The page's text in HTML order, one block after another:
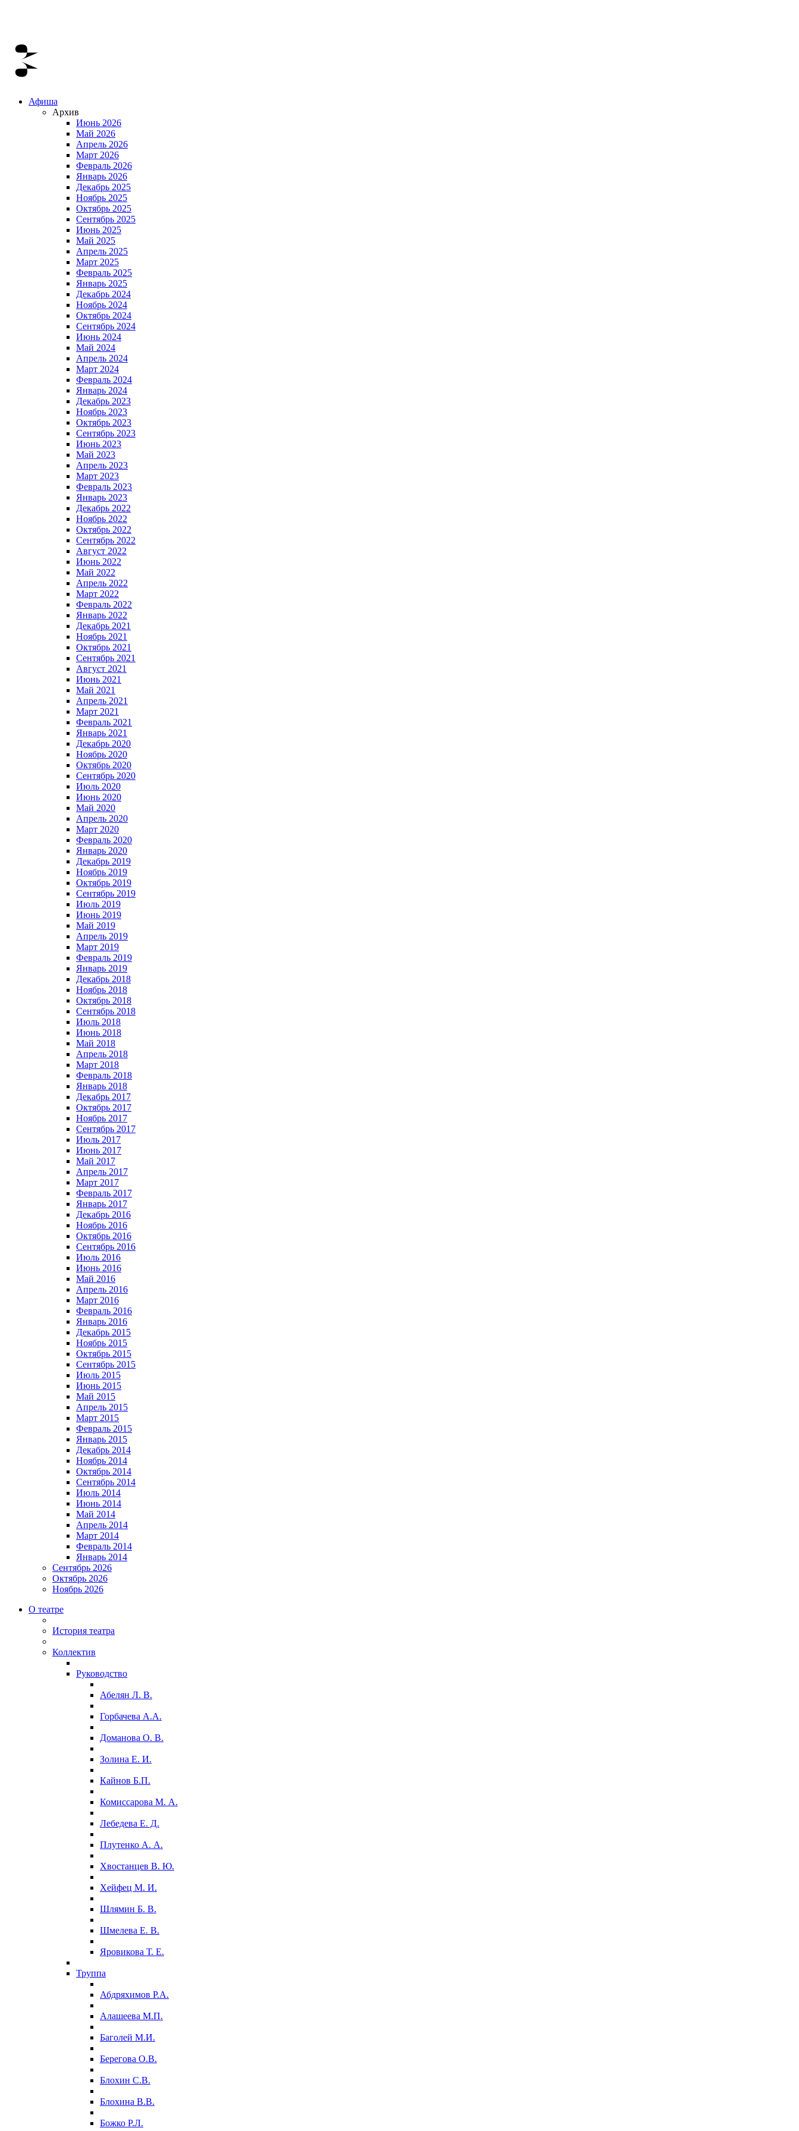
Афиша
Архив
Июнь 2026
Май 2026
Апрель 2026
Март 2026
Февраль 2026
Январь 2026
Декабрь 2025
Ноябрь 2025
Октябрь 2025
Сентябрь 2025
Июнь 2025
Май 2025
Апрель 2025
Март 2025
Февраль 2025
Январь 2025
Декабрь 2024
Ноябрь 2024
Октябрь 2024
Сентябрь 2024
Июнь 2024
Май 2024
Апрель 2024
Март 2024
Февраль 2024
Январь 2024
Декабрь 2023
Ноябрь 2023
Октябрь 2023
Сентябрь 2023
Июнь 2023
Май 2023
Апрель 2023
Март 2023
Февраль 2023
Январь 2023
Декабрь 2022
Ноябрь 2022
Октябрь 2022
Сентябрь 2022
Август 2022
Июнь 2022
Май 2022
Апрель 2022
Март 2022
Февраль 2022
Январь 2022
Декабрь 2021
Ноябрь 2021
Октябрь 2021
Сентябрь 2021
Август 2021
Июнь 2021
Май 2021
Апрель 2021
Март 2021
Февраль 2021
Январь 2021
Декабрь 2020
Ноябрь 2020
Октябрь 2020
Сентябрь 2020
Июль 2020
Июнь 2020
Май 2020
Апрель 2020
Март 2020
Февраль 2020
Январь 2020
Декабрь 2019
Ноябрь 2019
Октябрь 2019
Сентябрь 2019
Июль 2019
Июнь 2019
Май 2019
Апрель 2019
Март 2019
Февраль 2019
Январь 2019
Декабрь 2018
Ноябрь 2018
Октябрь 2018
Сентябрь 2018
Июль 2018
Июнь 2018
Май 2018
Апрель 2018
Март 2018
Февраль 2018
Январь 2018
Декабрь 2017
Октябрь 2017
Ноябрь 2017
Сентябрь 2017
Июль 2017
Июнь 2017
Май 2017
Апрель 2017
Март 2017
Февраль 2017
Январь 2017
Декабрь 2016
Ноябрь 2016
Октябрь 2016
Сентябрь 2016
Июль 2016
Июнь 2016
Май 2016
Апрель 2016
Март 2016
Февраль 2016
Январь 2016
Декабрь 2015
Ноябрь 2015
Октябрь 2015
Сентябрь 2015
Июль 2015
Июнь 2015
Май 2015
Апрель 2015
Март 2015
Февраль 2015
Январь 2015
Декабрь 2014
Ноябрь 2014
Октябрь 2014
Сентябрь 2014
Июль 2014
Июнь 2014
Май 2014
Апрель 2014
Март 2014
Февраль 2014
Январь 2014
Сентябрь 2026
Октябрь 2026
Ноябрь 2026
О театре
История театра
Коллектив
Руководство
Абелян Л. В.
Горбачева А.А.
Доманова О. В.
Золина Е. И.
Кайнов Б.П.
Комиссарова М. А.
Лебедева Е. Д.
Плутенко А. А.
Хвостанцев В. Ю.
Хейфец М. И.
Шлямин Б. В.
Шмелева Е. В.
Яровикова Т. Е.
Труппа
Абдряхимов Р.А.
Алашеева М.П.
Баголей М.И.
Берегова О.В.
Блохин С.В.
Блохина В.В.
Божко Р.Л.